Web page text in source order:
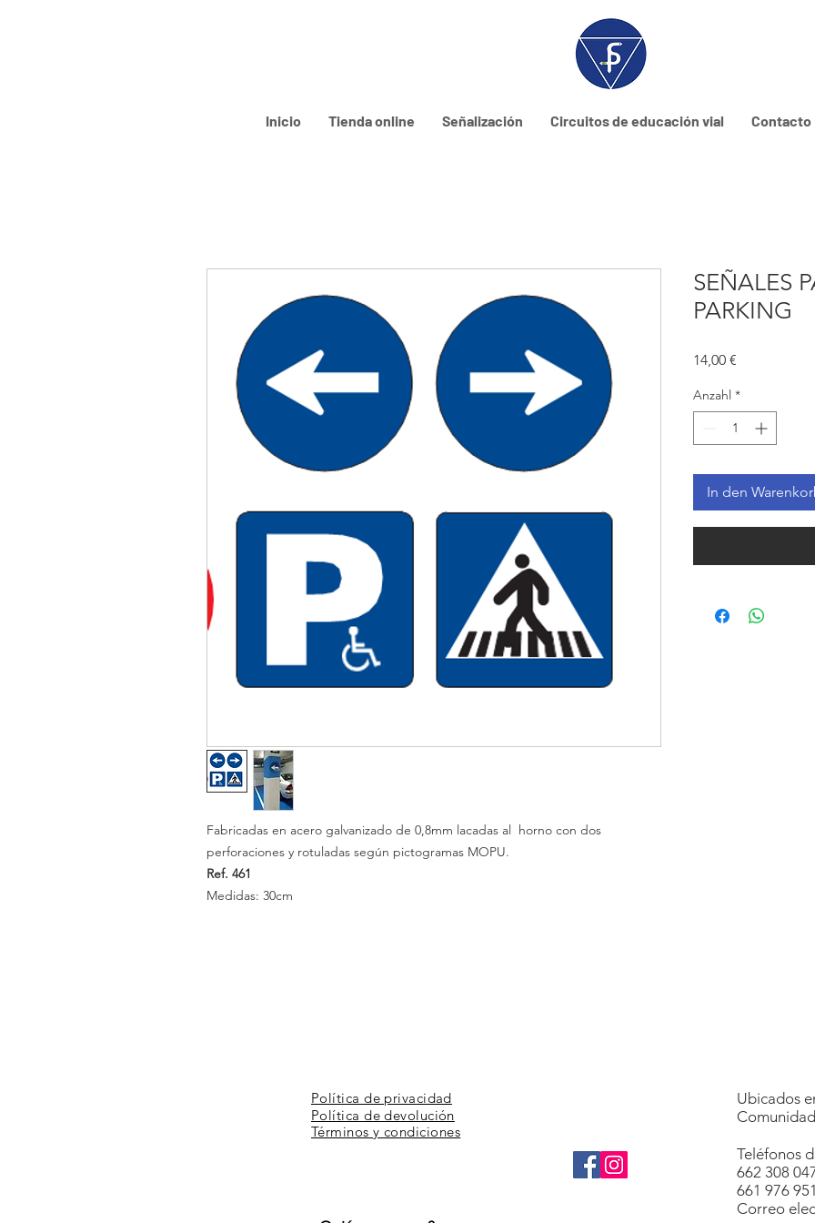
Inicio Tienda online Señalización Circuitos de educación vial Contacto
Fabricadas en acero galvanizado de 0,8mm lacadas al horno con dos
perforaciones y rotuladas según pictogramas MOPU.
Ref. 461
Medidas: 30cm
SEÑALES
PARKING
14,00 €
Anzahl *
In den
Política de privacidad
Política de devolución
Términos y condiciones
Ubicados
Teléfonos
662 308
661 976 951
Correo